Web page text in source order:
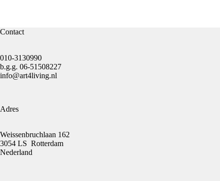
Contact
010-3130990
b.g.g. 06-51508227
info@art4living.nl
Adres
Weissenbruchlaan 162
3054 LS Rotterdam
Nederland